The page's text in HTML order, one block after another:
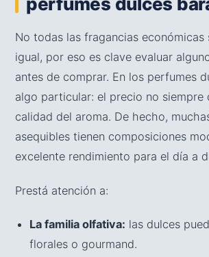
No todas las fragancias económicas
igual, por eso es clave evaluar
antes de comprar. En los perfumes
algo particular: el precio no siempre
calidad del aroma. De hecho,
asequibles tienen composiciones
excelente rendimiento para el día a
Prestá atención a:
La familia olfativa: las dulces
florales o gourmand.